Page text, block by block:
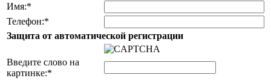
Имя:*
Телефон:*
Защита от автоматической регистрации
Введите слово на
картинке:*